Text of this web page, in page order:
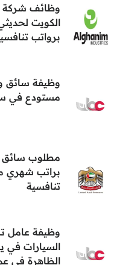
وظائف شركة
الكويت
برواتب
وظيفة سائق
مستودع في
مطلوب سائق
براتب شهري
تنافسية
وظيفة عامل
السيارات في
الظاهرة في